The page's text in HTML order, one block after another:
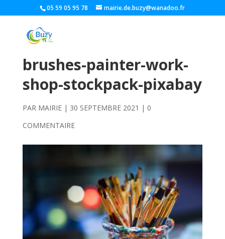
05 59 05 95 78 mairie.de.buzy@wanadoo.fr
brushes-painter-work-
shop-stockpack-pixabay
PAR MAIRIE| 30 SEPTEMBRE 2021 | 0
COMMENTAIRE